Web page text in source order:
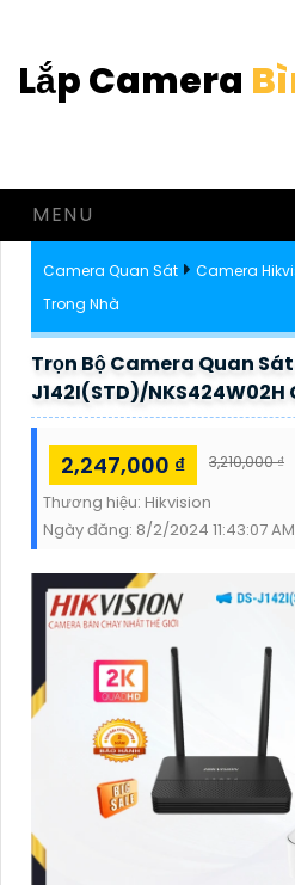
Lắp Camera
MENU
Camera Quan Sát Camera
Trong Nhà
Trọn Bộ Camera Quan
J142I(STD)/NKS424W02H
2,247,000 ₫ 3,210,000 ₫
Thương hiệu: Hikvision
Ngày đăng: 8/2/2024 11:43:07 AM